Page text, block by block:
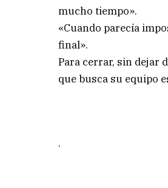
mucho tiempo».
«Cuando parecía
final».
Para cerrar, sin dejar
que busca su equipo
.